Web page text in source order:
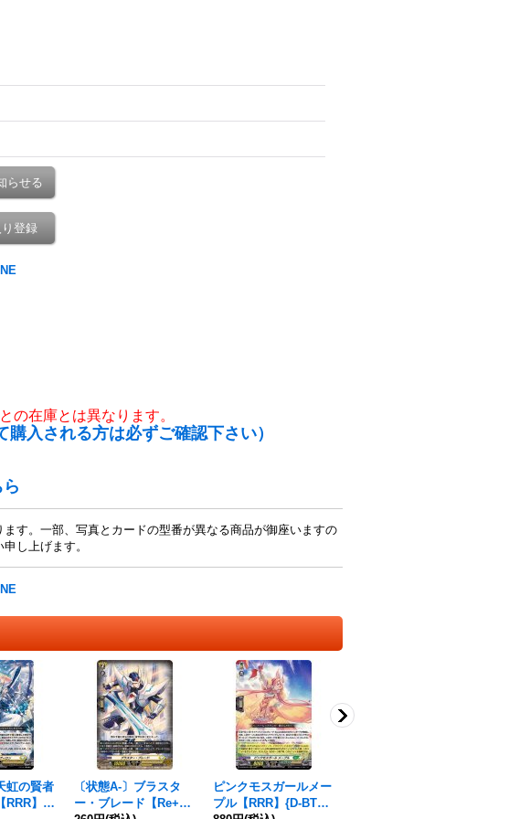
らせる
登録
の在庫とは異なります。
入される方は必ずご確認下さい）
す。一部、写真とカードの型番が異なる商品が御座いますの
し上げます。
虹の賢者
RRR】{D
〔状態A-〕ブラスタ
ー・ブレード【Re+】
ピンクモスガールメー
プル【RRR】{D-BT08/